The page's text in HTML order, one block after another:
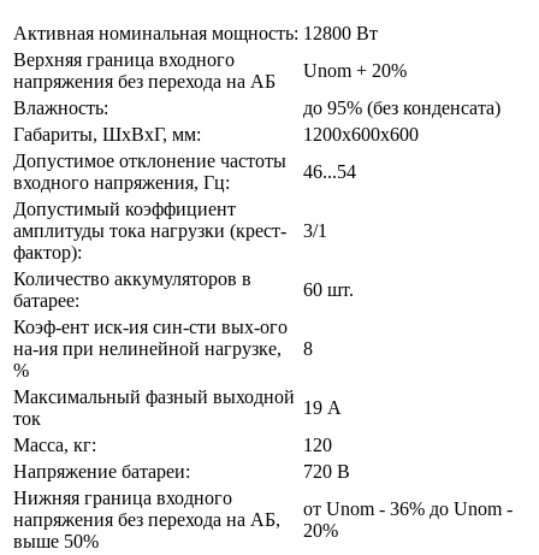
Активная номинальная мощность: 12800 Вт
Верхняя граница входного
напряжения без перехода на АБ
Unom + 20%
Влажность:
до 95% (без конденсата)
Габариты, ШхВхГ, мм:
1200х600х600
Допустимое отклонение частоты
входного напряжения, Гц:
46...54
Допустимый коэффициент
амплитуды тока нагрузки (крест-
фактор):
3/1
Количество аккумуляторов в
батарее:
60 шт.
Коэф-ент иск-ия син-сти вых-ого
на-ия при нелинейной нагрузке,
%
8
Максимальный фазный выходной
ток
19 А
Масса, кг:
120
Напряжение батареи:
720 В
Нижняя граница входного
напряжения без перехода на АБ,
выше 50%
от Unom - 36% до Unom -
20%